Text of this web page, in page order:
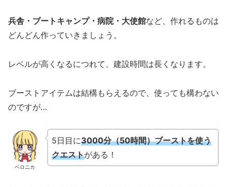
兵舎・ブートキャンプ・病院・大使館など、作れるものは
どんどん作っていきましょう。
レベルが高くなるにつれて、建設時間は長くなります。
ブーストアイテムは結構もらえるので、使っても構わない
のですが…
ベロニカ
5日目に3000分（50時間）ブーストを使う
クエストがある！